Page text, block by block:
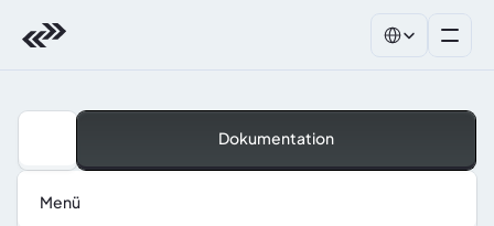
Dokumentation
Menü